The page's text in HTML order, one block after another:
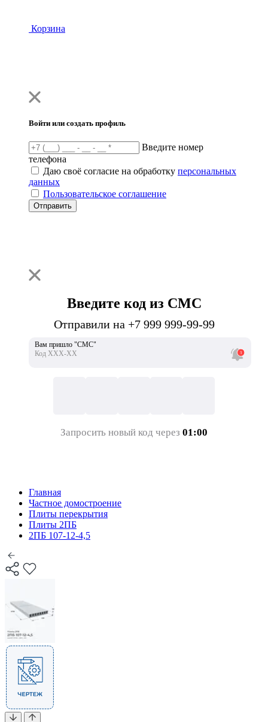
Корзина
Войти или создать профиль
Введите номер
телефона
Даю своё согласие на обработку персональных
данных
Пользовательское соглашение
Отправить
Введите код из СМС
Отправили на +7 999 999-99-99
Вам пришло "СМС"
Код ХХХ-ХХ
Запросить новый код через 01:00
Главная
Частное домостроение
Плиты перекрытия
Плиты 2ПБ
2ПБ 107-12-4,5